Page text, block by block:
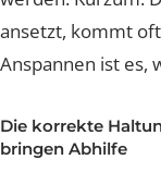
Unterstützung
und wollen von
ansetzt, kommt
Anspannen ist es,